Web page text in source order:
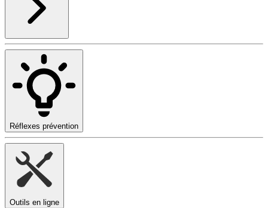
Réflexes prévention
Outils en ligne